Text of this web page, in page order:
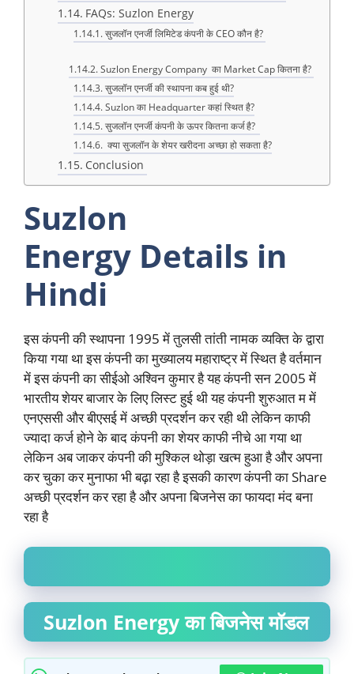
FAQs: Suzlon Energy
सुजलॉन एनर्जी लिमिटेड कंपनी के CEO कौन है?
Suzlon Energy Company का Market Cap कितना है?
सुजलॉन एनर्जी की स्थापना कब हुई थी?
Suzlon का Headquarter कहां स्थित है?
सुजलॉन एनर्जी कंपनी के ऊपर कितना कर्ज है?
क्या सुजलॉन के शेयर खरीदना अच्छा हो सकता है?
Conclusion
Suzlon
Energy Details in
Hindi
इस कंपनी की स्थापना 1995 में तुलसी तांती नामक व्यक्ति के द्वारा
किया गया था इस कंपनी का मुख्यालय महाराष्ट्र में स्थित है वर्तमान
में इस कंपनी का सीईओ अश्विन कुमार है यह कंपनी सन 2005 में
भारतीय शेयर बाजार के लिए लिस्ट हुई थी यह कंपनी शुरुआत म में
एनएससी और बीएसई में अच्छी प्रदर्शन कर रही थी लेकिन काफी
ज्यादा कर्ज होने के बाद कंपनी का शेयर काफी नीचे आ गया था
लेकिन अब जाकर कंपनी की मुश्किल थोड़ा खत्म हुआ है और अपना
कर चुका कर मुनाफा भी बढ़ा रहा है इसकी कारण कंपनी का Share
अच्छी प्रदर्शन कर रहा है और अपना बिजनेस का फायदा मंद बना
रहा है
Suzlon Energy का बिजनेस मॉडल